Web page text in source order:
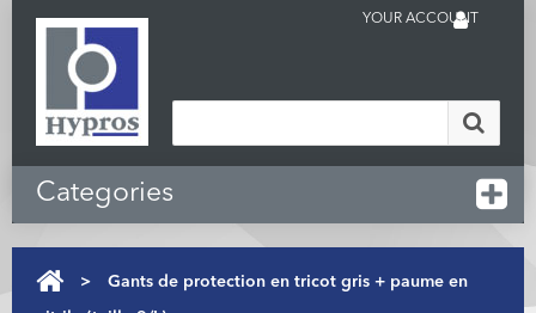
YOUR ACCOUNT
Categories
> Gants de protection en tricot gris + paume en